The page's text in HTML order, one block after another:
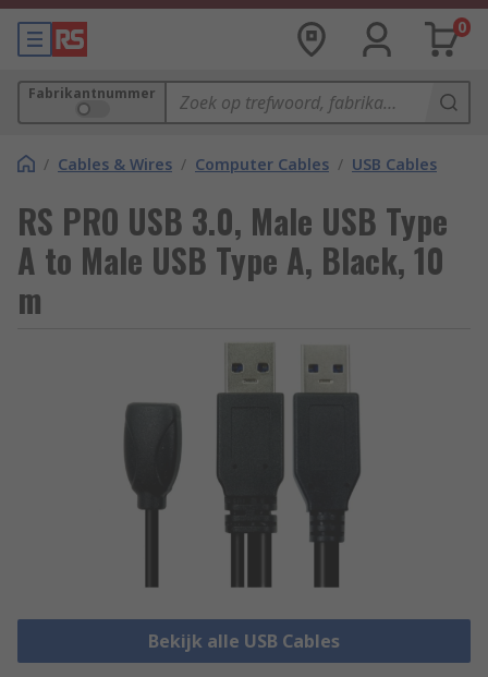
0
Fabrikantnummer
/ Cables & Wires / Computer Cables / USB Cables
RS PRO USB 3.0, Male USB Type
A to Male USB Type A, Black, 10
m
Bekijk alle USB Cables